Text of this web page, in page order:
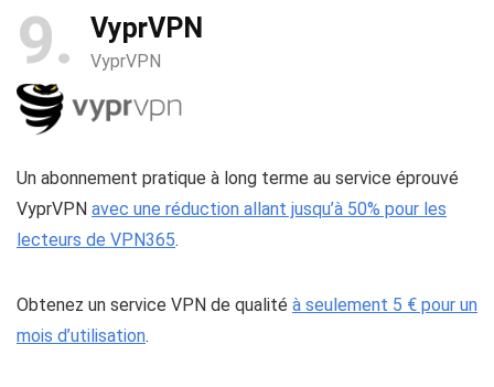
9 VyprVPN
VyprVPN
Un abonnement pratique à long terme au service éprouvé
VyprVPN avec une réduction allant jusqu’à 50% pour les
lecteurs de VPN365.
Obtenez un service VPN de qualité à seulement 5 € pour un
mois d’utilisation.